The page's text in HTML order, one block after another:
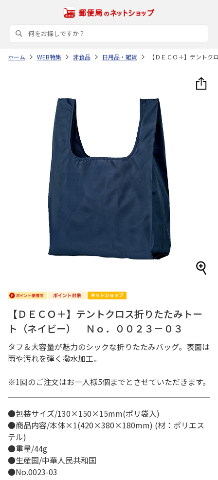
ホーム WEB特集 非食品 日用品・雑貨 【ＤＥＣＯ＋】テント
【ＤＥＣＯ＋】テントクロス折りたたみトー
ト（ネイビー） Ｎｏ．００２３－０３
タフ＆大容量が魅力のシックな折りたたみバッグ。表面は
雨や汚れを弾く撥水加工。
※1回のご注文はお一人様5個までとさせていただきます。
●包装サイズ/130×150×15mm(ポリ袋入)
●商品内容/本体×1(420×380×180mm) (材：ポリエス
テル)
●重量/44g
●生産国/中華人民共和国
●No.0023-03